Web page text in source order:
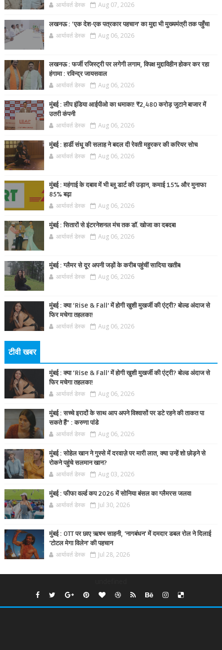
आर्यावर्त डेस्क Aug 07, 2026
लखनऊ : ‘एक देश-एक पत्रकार पहचान’ का मुद्दा भी मुख्यमंत्री तक पहुँचा
आर्यावर्त डेस्क Aug 06, 2026
लखनऊ : फर्जी रजिस्ट्री पर लगेगी लगाम, विपक्ष मुद्दाविहीन होकर कर रहा
हंगामा : रविन्द्र जायसवाल
आर्यावर्त डेस्क Aug 06, 2026
मुंबई : लीप इंडिया आईपीओ का धमाका! ₹2,480 करोड़ जुटाने बाजार में
उतरी कंपनी
आर्यावर्त डेस्क Aug 06, 2026
मुंबई : हार्डी संधू की सलाह ने बदल दी रेवती महुरकर की करियर सोच
आर्यावर्त डेस्क Aug 06, 2026
मुंबई : महंगाई के दबाव में भी ब्लू डार्ट की उड़ान, कमाई 15% और मुनाफा
85% बढ़ा
आर्यावर्त डेस्क Aug 06, 2026
मुंबई : सितारों से इंटरनेशनल मंच तक डॉ. खोजा का दबदबा
आर्यावर्त डेस्क Aug 06, 2026
मुंबई : ग्लैमर से दूर अपनी जड़ों के करीब पहुंचीं सादिया खतीब
आर्यावर्त डेस्क Aug 06, 2026
मुंबई : क्या ‘Rise & Fall’ में होगी खुशी मुखर्जी की एंट्री? बोल्ड अंदाज से
फिर मचेगा तहलका!
आर्यावर्त डेस्क Aug 06, 2026
टीवी खबर
मुंबई : क्या ‘Rise & Fall’ में होगी खुशी मुखर्जी की एंट्री? बोल्ड अंदाज से
फिर मचेगा तहलका!
आर्यावर्त डेस्क Aug 06, 2026
मुंबई : सच्चे इरादों के साथ आप अपने विश्वासों पर डटे रहने की ताकत पा
सकते हैं” : करुणा पांडे
आर्यावर्त डेस्क Aug 06, 2026
मुंबई : सोहेल खान ने गुस्से में दरवाज़े पर मारी लात, क्या उन्हें शो छोड़ने से
रोकने पहुंचे सलमान खान?
आर्यावर्त डेस्क Aug 03, 2026
मुंबई : फीफा वर्ल्ड कप 2026 में सोनिया बंसल का ग्लैमरस जलवा
आर्यावर्त डेस्क Jul 30, 2026
मुंबई : OTT पर छाए ऋषभ साहनी, 'नागबंधन' में दमदार डबल रोल ने दिलाई
'टोटल मेगा विलेन' की पहचान
आर्यावर्त डेस्क Jul 28, 2026